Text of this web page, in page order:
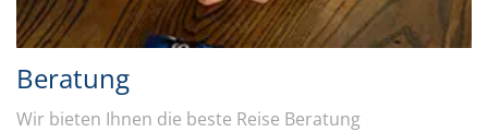
Beratung
Wir bieten Ihnen die beste Reise Beratung